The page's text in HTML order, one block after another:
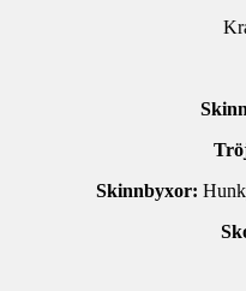
Skinnbyxor: